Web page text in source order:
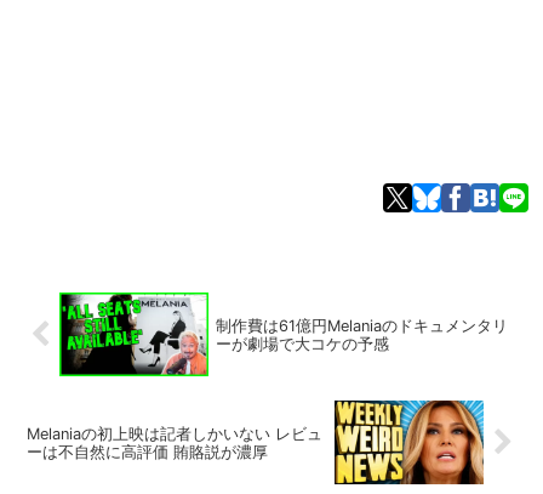
制作費は61億円Melaniaのドキュメンタリ
ーが劇場で大コケの予感
Melaniaの初上映は記者しかいない レビュ
ーは不自然に高評価 賄賂説が濃厚